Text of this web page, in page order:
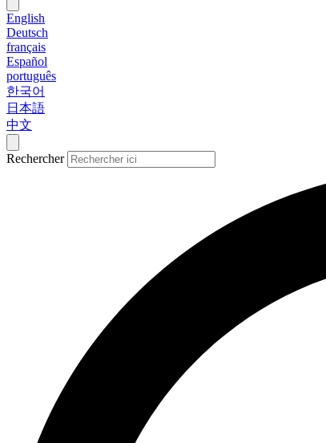
English
Deutsch
français
Español
português
한국어
日本語
中文
Rechercher